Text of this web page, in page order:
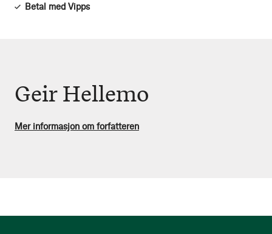
Betal med Vipps
Geir Hellemo
Mer informasjon om forfatteren